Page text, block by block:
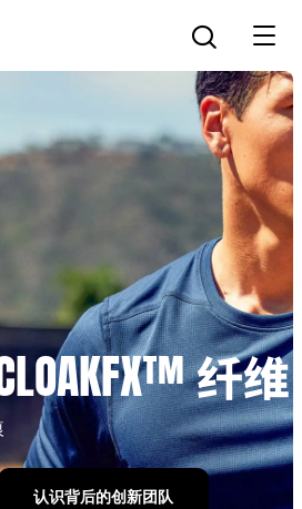
技术
技术
® 技术
技术
ONE™ portal
简体中文
打开搜索
纤维
认识背后的创新团队